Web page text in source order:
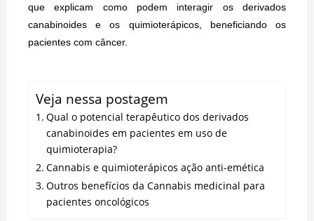
que explicam como podem interagir os derivados
canabinoides e os quimioterápicos, beneficiando os
pacientes com câncer.
Veja nessa postagem
Qual o potencial terapêutico dos derivados
canabinoides em pacientes em uso de
quimioterapia?
Cannabis e quimioterápicos ação anti-emética
Outros benefícios da Cannabis medicinal para
pacientes oncológicos